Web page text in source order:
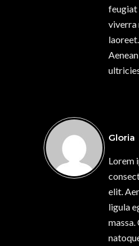
feugiat
viverra
Gloria
Lorem
elit.
ligula
massa.